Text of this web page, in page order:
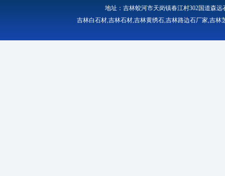
地址：吉林蛟河市天岗镇春江村302国道森远
吉林白石材,吉林石材,吉林黄绣石,吉林路边石厂家,吉林